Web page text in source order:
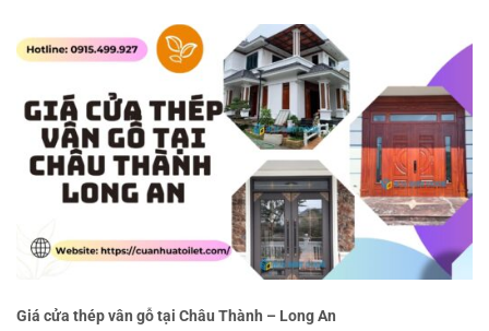
Giá cửa thép vân gỗ tại Châu Thành – Long An